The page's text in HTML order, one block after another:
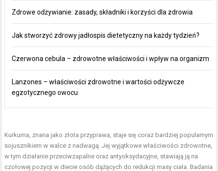
Zdrowe odżywianie: zasady, składniki i korzyści dla zdrowia
Jak stworzyć zdrowy jadłospis dietetyczny na każdy tydzień?
Czerwona cebula – zdrowotne właściwości i wpływ na organizm
Lanzones – właściwości zdrowotne i wartości odżywcze
egzotycznego owocu
Kurkuma, znana jako złota przyprawa, staje się coraz bardziej popularnym
sojusznikiem w walce z nadwagą. Jej wyjątkowe właściwości zdrowotne,
w tym działanie przeciwzapalne oraz antyoksydacyjne, stawiają ją na
czołowej pozycji w diecie osób dążących do redukcji masy ciała. Badania